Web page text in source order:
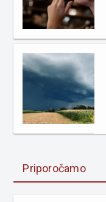
Priporočamo